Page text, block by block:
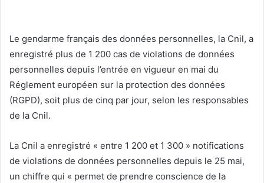
Le gendarme français des données personnelles, la Cnil, a
enregistré plus de 1 200 cas de violations de données
personnelles depuis l’entrée en vigueur en mai du
Réglement européen sur la protection des données
(RGPD), soit plus de cinq par jour, selon les responsables
de la Cnil.
La Cnil a enregistré « entre 1 200 et 1 300 » notifications
de violations de données personnelles depuis le 25 mai,
un chiffre qui « permet de prendre conscience de la